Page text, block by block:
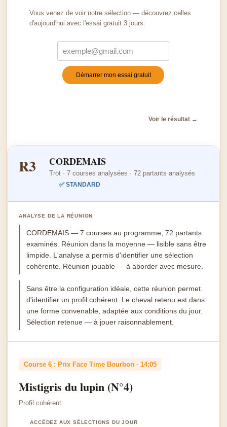
Vous venez de voir notre sélection — découvrez celles
d'aujourd'hui avec l'essai gratuit 3 jours.
Démarrer mon essai gratuit
Voir le résultat →
R3 CORDEMAIS
Trot · 7 courses analysées · 72 partants analysés
✅ STANDARD
ANALYSE DE LA RÉUNION
CORDEMAIS — 7 courses au programme, 72 partants
examinés. Réunion dans la moyenne — lisible sans être
limpide. L'analyse a permis d'identifier une sélection
cohérente. Réunion jouable — à aborder avec mesure.
Sans être la configuration idéale, cette réunion permet
d'identifier un profil cohérent. Le cheval retenu est dans
une forme convenable, adaptée aux conditions du jour.
Sélection retenue — à jouer raisonnablement.
Course 6 : Prix Face Time Bourbon · 14:05
Mistigris du lupin (N°4)
Profil cohérent
ACCÉDEZ AUX SÉLECTIONS DU JOUR